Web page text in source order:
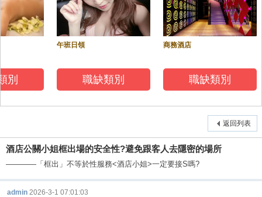
愛 » ›
別
午班日領
職缺類別
商務酒店
職缺類別
返回列表
酒店公關小姐框出場的安全性?避免跟客人去隱密的場所
————「框出」不等於性服務<酒店小姐>一定要接S嗎?
admin 2026-3-1 07:01:03